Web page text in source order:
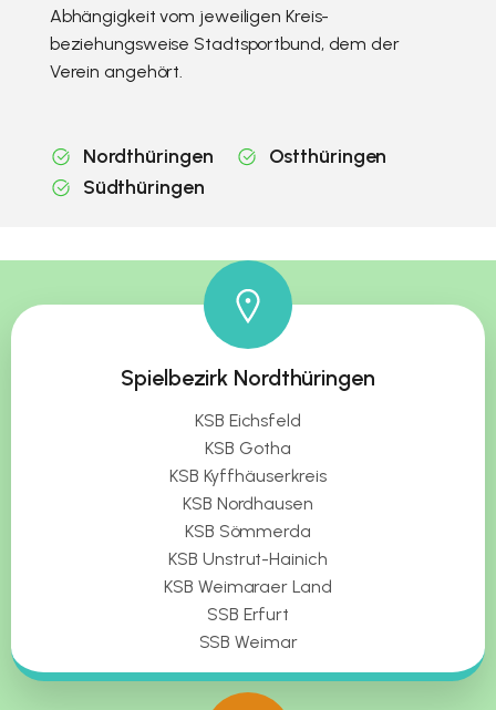
Abhängigkeit vom jeweiligen Kreis-
beziehungsweise Stadtsportbund, dem der
Verein angehört.
Nordthüringen
Ostthüringen
Südthüringen
Spielbezirk Nordthüringen
KSB Eichsfeld
KSB Gotha
KSB Kyffhäuserkreis
KSB Nordhausen
KSB Sömmerda
KSB Unstrut-Hainich
KSB Weimaraer Land
SSB Erfurt
SSB Weimar